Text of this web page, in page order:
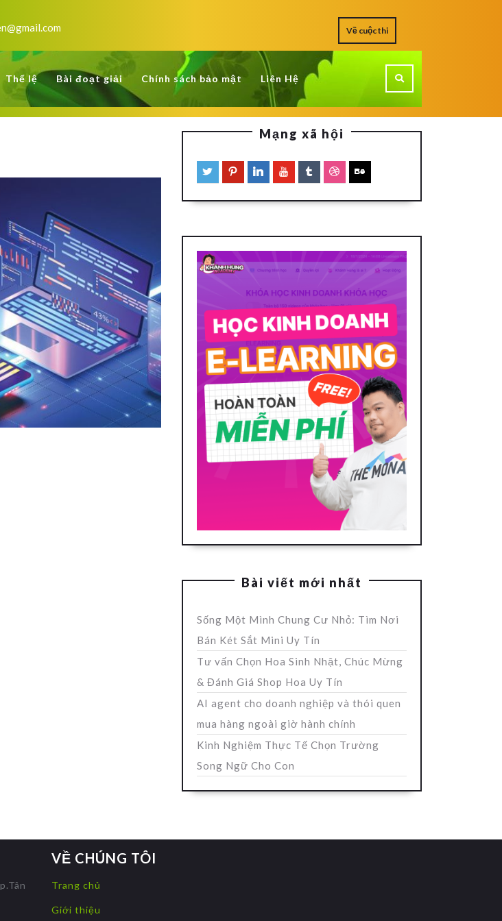
Về cuộc thi
Thể lệ Bài đoạt giải Chính sách bảo mật Liên Hệ
Mạng xã hội
Bài viết mới nhất
Sống Một Mình Chung Cư Nhỏ: Tìm Nơi
Bán Két Sắt Mini Uy Tín
Tư vấn Chọn Hoa Sinh Nhật, Chúc Mừng
& Đánh Giá Shop Hoa Uy Tín
AI agent cho doanh nghiệp và thói quen
mua hàng ngoài giờ hành chính
Kinh Nghiệm Thực Tế Chọn Trường
Song Ngữ Cho Con
VỀ CHÚNG TÔI
Trang chủ
Giới thiệu